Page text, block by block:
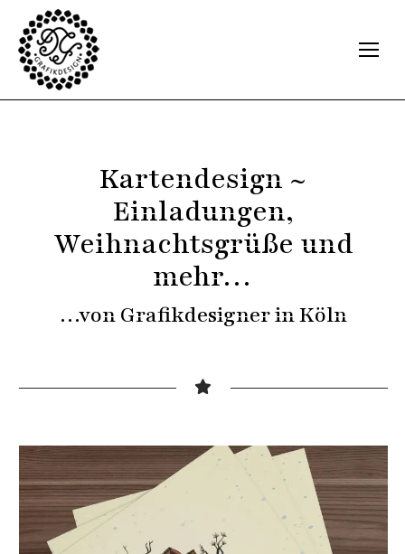
Kartendesign ~
Einladungen,
Weihnachtsgrüße und
mehr…
…von Grafikdesigner in Köln